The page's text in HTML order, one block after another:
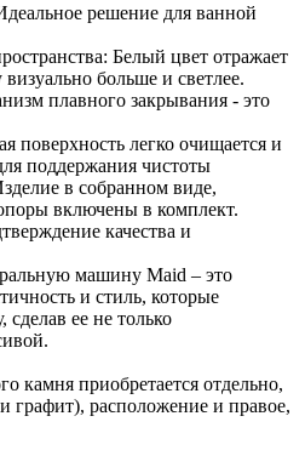
решение для ванной
Белый цвет отражает
больше и светлее.
плавного закрывания - это
поверхность легко очищается и
поддержания чистоты
в собранном виде,
включены в комплект.
качества и
машину Maid – это
и стиль, которые
сделав ее не только
камня приобретается отдельно,
графит), расположение и правое,